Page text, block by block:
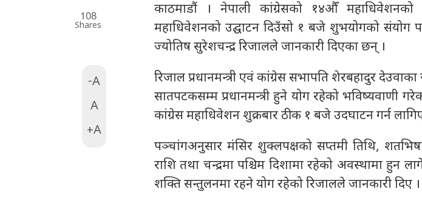
108
Shares
-A
A
+A
काठमाडौं । नेपाली कांग्रेसको १४औँ महाधिवेशनको
महाधिवेशनको उद्घाटन दिउँसो १ बजे शुभयोगको संयोग
ज्योतिष सुरेशचन्द्र रिजालले जानकारी दिएका छन् ।
रिजाल प्रधानमन्त्री एवं कांग्रेस सभापति शेरबहादुर
सातपटकसम्म प्रधानमन्त्री हुने योग रहेको भविष्यवाणी
कांग्रेस महाधिवेशन शुक्रबार ठीक १ बजे उदघाटन गर्न
पञ्चांगअनुसार मंसिर शुक्लपक्षको सप्तमी तिथि, शतभिषा
राशि तथा चन्द्रमा पश्चिम दिशामा रहेको अवस्थामा हुन
शक्ति सन्तुलनमा रहने योग रहेको रिजालले जानकारी दिए ।